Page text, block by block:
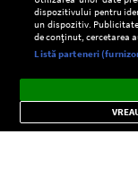
Setări:
Dark
Mode
Radio live,
importante.
dispozitivului pentru
un dispozitiv.
de conținut, cercetarea
Listă parteneri